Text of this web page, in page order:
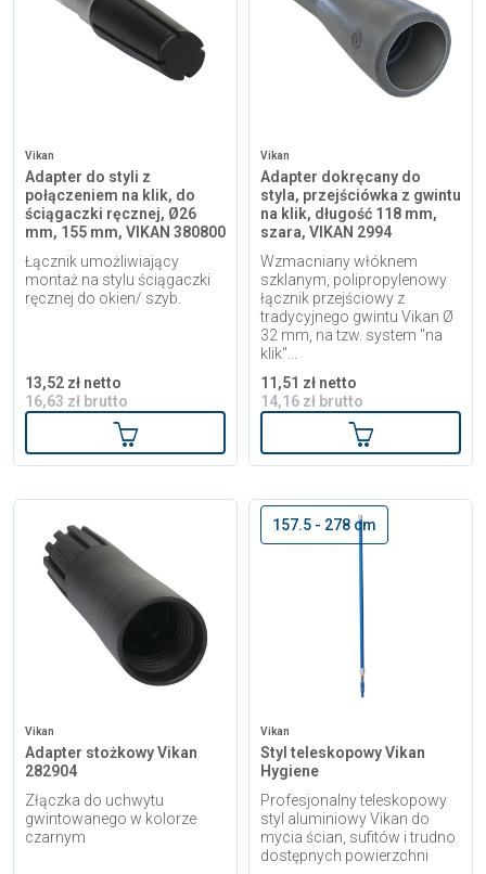
Vikan
Adapter do styli z
połączeniem na klik, do
ściągaczki ręcznej, Ø26
mm, 155 mm, VIKAN 380800
Łącznik umożliwiający
montaż na stylu ściągaczki
ręcznej do okien/ szyb.
13,52 zł netto
16,63 zł brutto
Dodaj do koszyka
Vikan
Adapter dokręcany do
styla, przejściówka z gwintu
na klik, długość 118 mm,
szara, VIKAN 2994
Wzmacniany włóknem
szklanym, polipropylenowy
łącznik przejściowy z
tradycyjnego gwintu Vikan Ø
32 mm, na tzw. system "na
klik"...
11,51 zł netto
14,16 zł brutto
Dodaj do
Vikan
Adapter stożkowy Vikan
282904
Złączka do uchwytu
gwintowanego w kolorze
czarnym
157.5 - 278 cm
Vikan
Styl teleskopowy Vikan
Hygiene
Profesjonalny teleskopowy
styl aluminiowy Vikan do
mycia ścian, sufitów i trudno
dostępnych powierzchni